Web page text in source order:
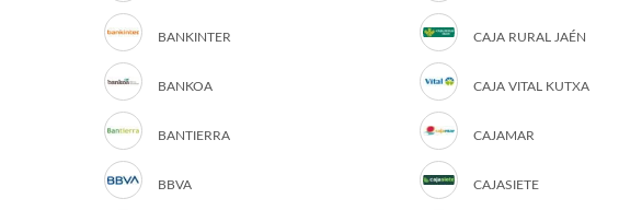
BANKINTER
BANKOA
BANTIERRA
BBVA
CAJA RURAL JAÉN
CAJA VITAL KUTXA
CAJAMAR
CAJASIETE